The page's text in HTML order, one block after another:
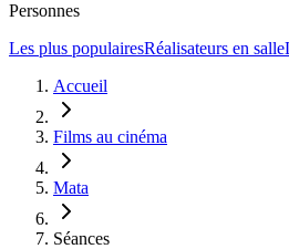
Personnes
Les plus populairesRéalisateurs en salle
Accueil
Films au cinéma
Mata
Séances